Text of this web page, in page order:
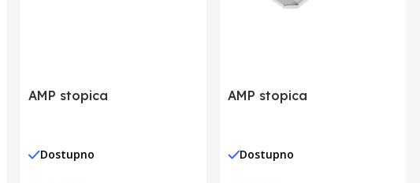
AMP stopica
Dostupno
AMP stopica
Dostupno